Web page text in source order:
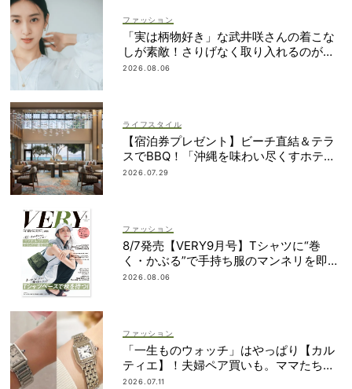
ファッション
「実は柄物好き」な武井咲さんの着こな
しが素敵！さりげなく取り入れるのが気
分
2026.08.06
ライフスタイル
【宿泊券プレゼント】ビーチ直結＆テラ
スでBBQ！「沖縄を味わい尽くすホテ
ル」2段ベッドやコネクティングルームも
2026.07.29
ファッション
8/7発売【VERY9月号】Tシャツに“巻
く・かぶる”で手持ち服のマンネリを即解
決！
2026.08.06
ファッション
「一生ものウォッチ」はやっぱり【カル
ティエ】！夫婦ペア買いも。ママたちが
リアルに選んだモデル
2026.07.11